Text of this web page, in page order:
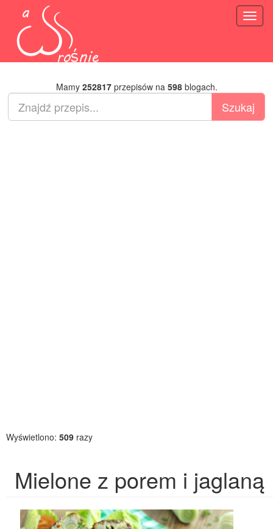
Mamy 252817przepisów na 598blogach.
Wyświetlono: 509 razy
Mielone z porem i jaglaną